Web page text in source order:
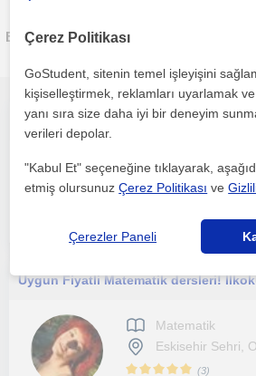
Eskisehir sehri bölgesinde ilginizi
Matematik
Eskisehir Sehri
Matematik
Eskisehir Sehri,
(3)
Çerez Politikası
GoStudent, sitenin temel işleyişini
kişiselleştirmek, reklamları uyarlamak
yanı sıra size daha iyi bir deneyim
verileri depolar.
"Kabul Et" seçeneğine tıklayarak,
etmiş olursunuzÇerez Politikası ve
Çerezler Paneli